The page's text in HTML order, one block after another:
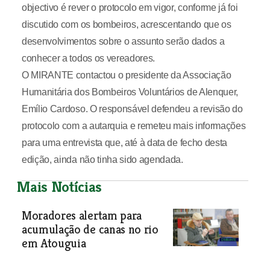
objectivo é rever o protocolo em vigor, conforme já foi
discutido com os bombeiros, acrescentando que os
desenvolvimentos sobre o assunto serão dados a
conhecer a todos os vereadores.
O MIRANTE contactou o presidente da Associação
Humanitária dos Bombeiros Voluntários de Alenquer,
Emílio Cardoso. O responsável defendeu a revisão do
protocolo com a autarquia e remeteu mais informações
para uma entrevista que, até à data de fecho desta
edição, ainda não tinha sido agendada.
Mais Notícias
Moradores alertam para
acumulação de canas no rio
em Atouguia